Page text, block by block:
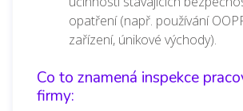
opatření (např. používání
zařízení, únikové východy).
Co to znamená inspekce
firmy: